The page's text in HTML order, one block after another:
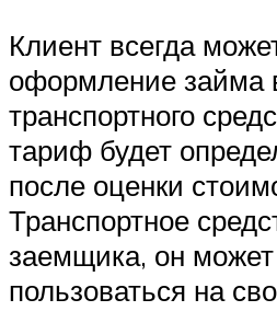
Клиент всегда
оформление займа
транспортного
тариф будет
после оценки
Транспортное
заемщика, он
пользоваться на